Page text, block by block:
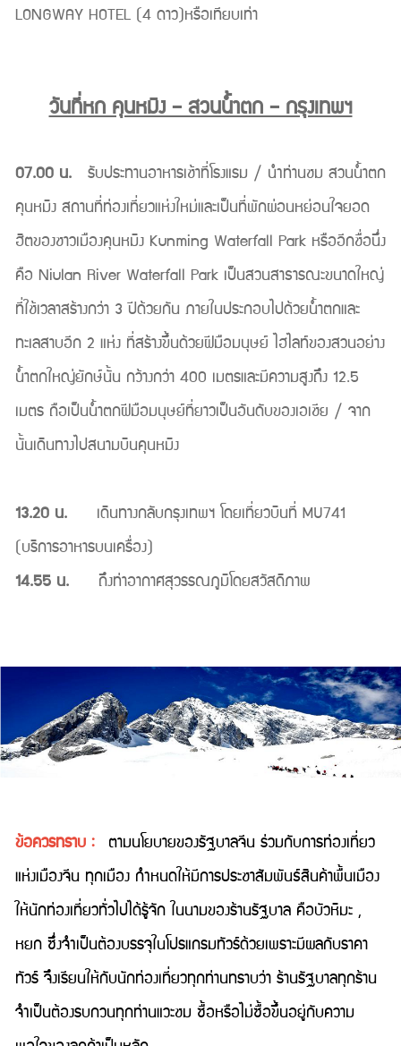
LONGWAY HOTEL (4 ดาว)หรือเทียบเท่า
วันที่หก คุนหมิง – สวนน้ำตก – กรุงเทพฯ
07.00 น. รับประทานอาหารเช้าที่โรงแรม / นำท่านชม สวนน้ำตก
คุนหมิง สถานที่ท่องเที่ยวแห่งใหม่และเป็นที่พักผ่อนหย่อนใจยอด
ฮิตของชาวเมืองคุนหมิง Kunming Waterfall Park หรืออีกชื่อนึ่ง
คือ Niulan River Waterfall Park เป็นสวนสาธารณะขนาดใหญ่
ที่ใช้เวลาสร้างกว่า 3 ปีด้วยกัน ภายในประกอบไปด้วยน้ำตกและ
ทะเลสาบอีก 2 แห่ง ที่สร้างขึ้นด้วยฝีมือมนุษย์ ไฮไลท์ของสวนอย่าง
น้ำตกใหญ่ยักษ์นั้น กว้างกว่า 400 เมตรและมีความสูงถึง 12.5
เมตร ถือเป็นน้ำตกฝีมือมนุษย์ที่ยาวเป็นอันดับของเอเชีย / จาก
นั้นเดินทางไปสนามบินคุนหมิง
13.20 น. เดินทางกลับกรุงเทพฯ โดยเที่ยวบินที่ MU741
(บริการอาหารบนเครื่อง)
14.55 น. ถึงท่าอากาศสุวรรณภูมิโดยสวัสดิภาพ
ข้อควรทราบ : ตามนโยบายของรัฐบาลจีน ร่วมกับการท่องเที่ยว
แห่งเมืองจีน ทุกเมือง กำหนดให้มีการประชาสัมพันธ์สินค้าพื้นเมือง
ให้นักท่องเที่ยวทั่วไปได้รู้จัก ในนามของร้านรัฐบาล คือบัวหิมะ ,
หยก ซึ่งจำเป็นต้องบรรจุในโปรแกรมทัวร์ด้วยเพราะมีผลกับราคา
ทัวร์ จึงเรียนให้กับนักท่องเที่ยวทุกท่านทราบว่า ร้านรัฐบาลทุกร้าน
จำเป็นต้องรบกวนทุกท่านแวะชม ซื้อหรือไม่ซื้อขึ้นอยู่กับความ